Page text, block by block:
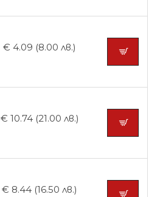
€ 4.09 (8.00 лв.)
€ 10.74 (21.00 лв.)
€ 8.44 (16.50 лв.)